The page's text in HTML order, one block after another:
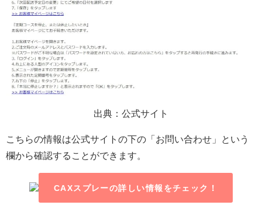
出典：公式サイト
こちらの情報は公式サイトの下の「お問い合わせ」という
欄から確認することができます。
CAXスプレーの詳しい情報をチェック！